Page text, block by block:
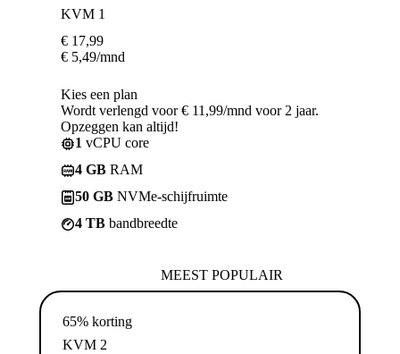
KVM 1
€ 17,99
€ 5,49/mnd
Kies een plan
Wordt verlengd voor € 11,99/mnd voor 2 jaar.
Opzeggen kan altijd!
1 vCPU core
4 GB RAM
50 GB NVMe-schijfruimte
4 TB bandbreedte
MEEST POPULAIR
65% korting
KVM 2